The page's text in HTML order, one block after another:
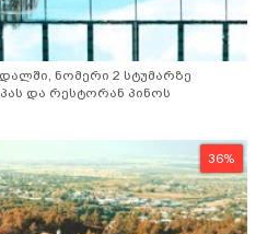
ნომერი 2 სტუმარზე
და რესტორან პინოს
36%